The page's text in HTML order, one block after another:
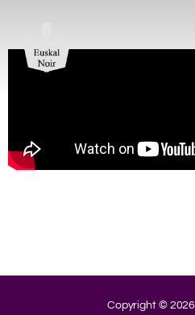
Copyright ©